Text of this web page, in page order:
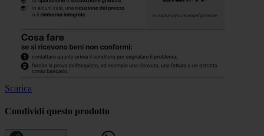
Scarica
Condividi questo prodotto